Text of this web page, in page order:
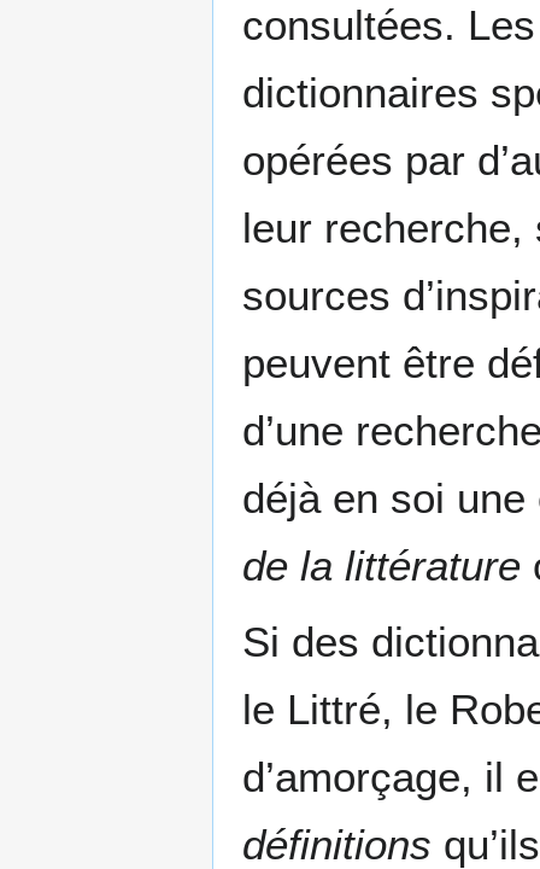
consultées.
dictionnaires
opérées par
leur recherche,
sources
peuvent être
d’une
déjà en soi
de la littérature
Si des
le Littré, le
d’amorçage, il
définitions